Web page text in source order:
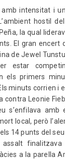
amb intensitat i
hostil
la qual
El gran encert
de Jewel
estar
els primers
minuts corrien i
contra Leonie
s’enfilava amb
local, però
14 punts del
a la parella